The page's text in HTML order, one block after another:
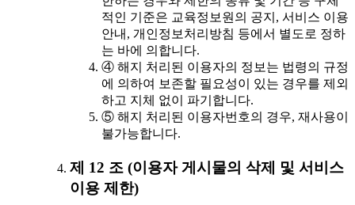
적인 기준은 교육정보원의 공지, 서비스 이용
안내, 개인정보처리방침 등에서 별도로 정하
는 바에 의합니다.
④ 해지 처리된 이용자의 정보는 법령의 규정
에 의하여 보존할 필요성이 있는 경우를 제외
하고 지체 없이 파기합니다.
⑤ 해지 처리된 이용자번호의 경우, 재사용이
불가능합니다.
제 12 조 (이용자 게시물의 삭제 및 서비스
이용 제한)